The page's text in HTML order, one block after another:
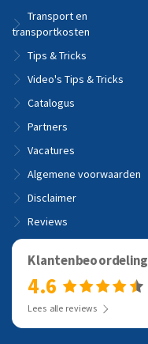
Transport en
transportkosten
Tips & Tricks
Video's Tips & Tricks
Catalogus
Partners
Vacatures
Algemene voorwaarden
Disclaimer
Reviews
Klantenbeoordeling
4.6
Lees alle reviews